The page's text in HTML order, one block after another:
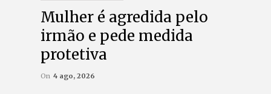
Mulher é agredida pelo
irmão e pede medida
protetiva
On 4 ago, 2026